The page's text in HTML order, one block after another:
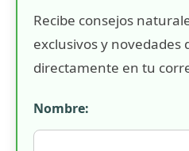
Recibe consejos
exclusivos y novedades
directamente en tu
Nombre: